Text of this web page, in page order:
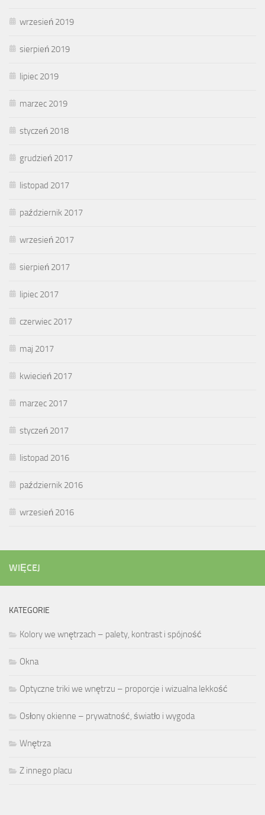
wrzesień 2019
sierpień 2019
lipiec 2019
marzec 2019
styczeń 2018
grudzień 2017
listopad 2017
październik 2017
wrzesień 2017
sierpień 2017
lipiec 2017
czerwiec 2017
maj 2017
kwiecień 2017
marzec 2017
styczeń 2017
listopad 2016
październik 2016
wrzesień 2016
WIĘCEJ
KATEGORIE
Kolory we wnętrzach – palety, kontrast i spójność
Okna
Optyczne triki we wnętrzu – proporcje i wizualna lekkość
Osłony okienne – prywatność, światło i wygoda
Wnętrza
Z innego placu